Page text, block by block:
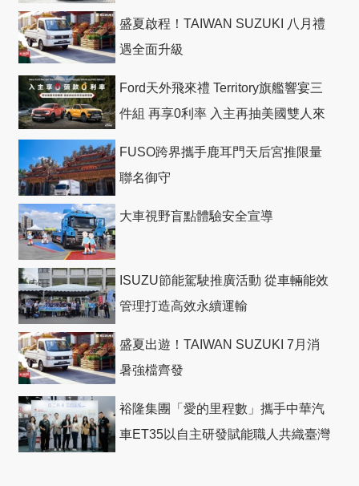
盛夏啟程！TAIWAN SUZUKI 八月禮
遇全面升級
Ford天外飛來禮 Territory旗艦響宴三
件組 再享0利率 入主再抽美國雙人來
FUSO跨界攜手鹿耳門天后宮推限量
聯名御守
大車視野盲點體驗安全宣導
ISUZU節能駕駛推廣活動 從車輛能效
管理打造高效永續運輸
盛夏出遊！TAIWAN SUZUKI 7月消
暑強檔齊發
裕隆集團「愛的里程數」攜手中華汽
車ET35以自主研發賦能職人共織臺灣